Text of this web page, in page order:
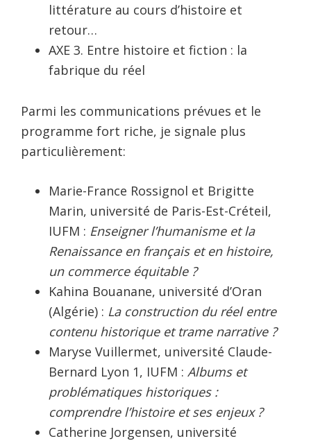
littérature au cours d’histoire et
retour…
AXE 3. Entre histoire et fiction : la
fabrique du réel
Parmi les communications prévues et le
programme fort riche, je signale plus
particulièrement:
Marie-France Rossignol et Brigitte
Marin, université de Paris-Est-Créteil,
IUFM : Enseigner l’humanisme et la
Renaissance en français et en histoire,
un commerce équitable ?
Kahina Bouanane, université d’Oran
(Algérie) : La construction du réel entre
contenu historique et trame narrative ?
Maryse Vuillermet, université Claude-
Bernard Lyon 1, IUFM : Albums et
problématiques historiques :
comprendre l’histoire et ses enjeux ?
Catherine Jorgensen, université